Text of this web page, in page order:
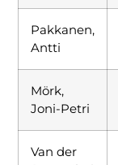
Pakkanen,
Antti
Mörk,
Joni-Petri
Van der